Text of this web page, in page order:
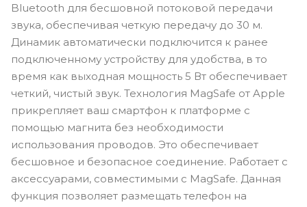
Bluetooth для бесшовной потоковой передачи
звука, обеспечивая четкую передачу до 30 м.
Динамик автоматически подключится к ранее
подключенному устройству для удобства, в то
время как выходная мощность 5 Вт обеспечивает
четкий, чистый звук. Технология MagSafe от Apple
прикрепляет ваш смартфон к платформе с
помощью магнита без необходимости
использования проводов. Это обеспечивает
бесшовное и безопасное соединение. Работает с
аксессуарами, совместимыми с MagSafe. Данная
функция позволяет размещать телефон на